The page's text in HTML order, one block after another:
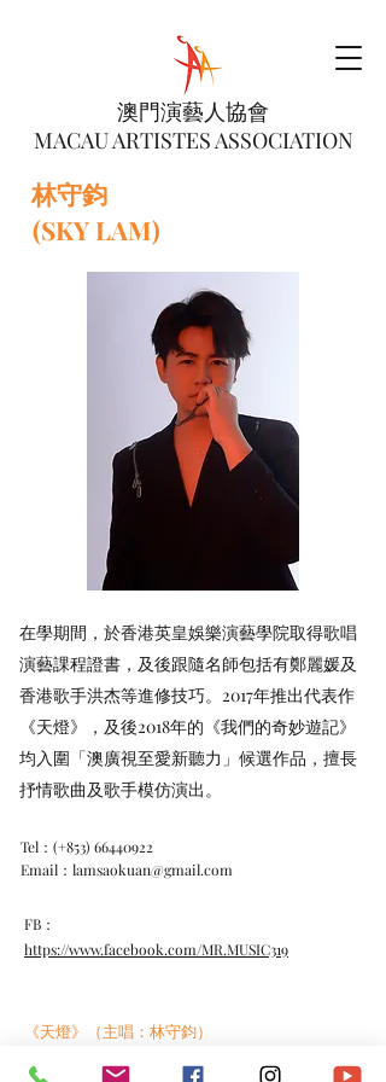
澳門演藝人協會
MACAU ARTISTES ASSOCIATION
林守鈞
(SKY LAM)
在學期間，於香港英皇娛樂演藝學院取得歌唱
演藝課程證書，及後跟隨名師包括有鄭麗媛及
香港歌手洪杰等進修技巧。2017年推出代表作
《天燈》，及後2018年的《我們的奇妙遊記》
均入圍「澳廣視至愛新聽力」候選作品，擅長
抒情歌曲及歌手模仿演出。
Tel：(+853) 66440922
Email： lamsaokuan@gmail.com
FB：
https://www.facebook.com/MR.MUSIC319
《天燈》（主唱：林守鈞）